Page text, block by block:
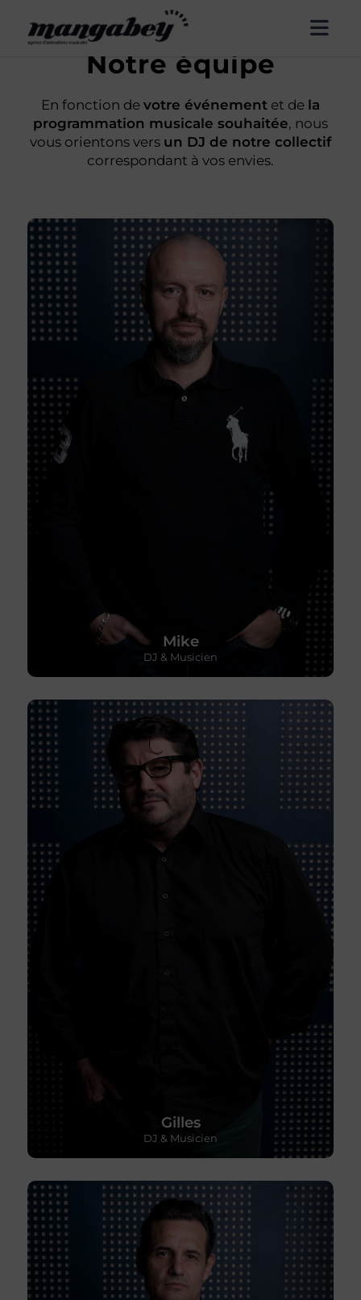
Notre équipe
En fonction de votre événement et de la
programmation musicale souhaitée, nous
vous orientons vers un DJ de notre collectif
correspondant à vos envies.
Mike
DJ & Musicien
Gilles
DJ & Musicien